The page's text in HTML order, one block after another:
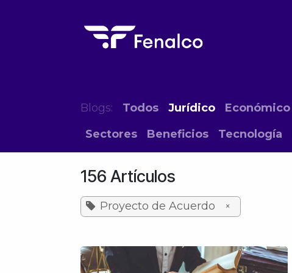
Blogs: Todos Jurídico Económico
Sectores
Beneficios Tecnología
156 Artículos
Proyecto de Acuerdo ×